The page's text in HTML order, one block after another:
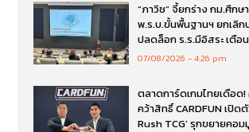
“ภาวิช” จี้ยกร่าง กม.ศึก
พ.ร.บ.ขั้นพื้นฐานฯ ยกเลิ
ปลดล็อก ร.ร.มีอิสระ เตือ
07/08/2026 4:26 pm
ตลาดการ์ดเกมไทยเดือ
คว้าสิทธิ์ CARDFUN เปิด
Rush TCG’ รุกขยายคอ